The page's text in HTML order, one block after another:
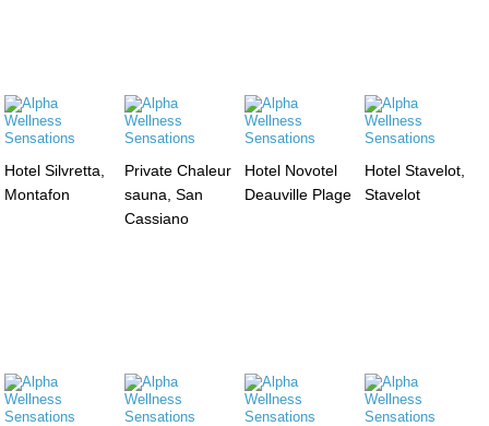
Hotel Silvretta,
Montafon
Private Chaleur
sauna, San
Cassiano
Hotel Novotel
Deauville Plage
Hotel Stavelot,
Stavelot